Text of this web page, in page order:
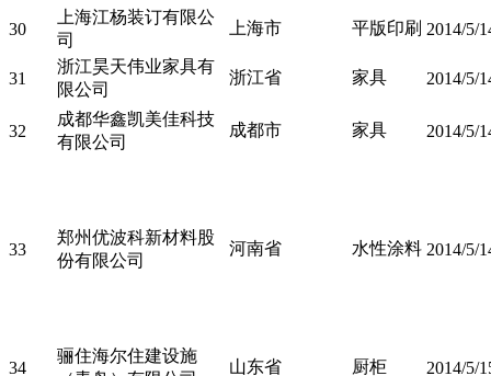
30
上海江杨装订有限公
司
上海市 平版印刷 2014/5/
31
浙江昊天伟业家具有
限公司
浙江省 家具 2014/5/
32
成都华鑫凯美佳科技
有限公司
成都市 家具 2014/5/
33
郑州优波科新材料股
份有限公司
河南省 水性涂料 2014/5/
34
骊住海尔住建设施
山东省 厨柜 2014/5/